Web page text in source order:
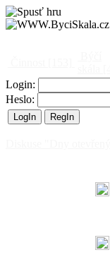
Login:
Heslo: